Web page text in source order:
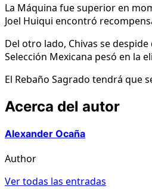
La Máquina fue superior en
Joel Huiqui encontró
Del otro lado, Chivas se
Selección Mexicana pesó en la
El Rebaño Sagrado tendrá que
Acerca del autor
Alexander Ocaña
Author
Ver todas las entradas